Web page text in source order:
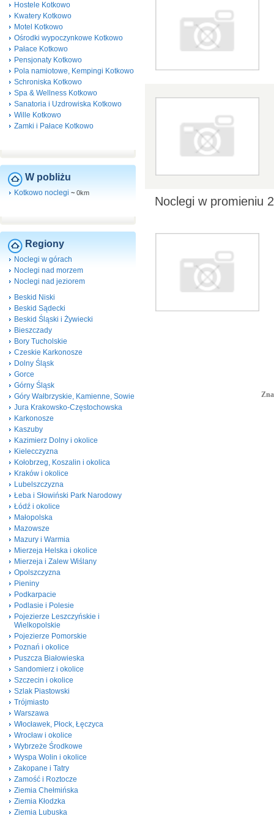
Hostele Kotkowo
Kwatery Kotkowo
Motel Kotkowo
Ośrodki wypoczynkowe Kotkowo
Pałace Kotkowo
Pensjonaty Kotkowo
Pola namiotowe, Kempingi Kotkowo
Schroniska Kotkowo
Spa & Wellness Kotkowo
Sanatoria i Uzdrowiska Kotkowo
Wille Kotkowo
Zamki i Pałace Kotkowo
W pobliżu
Kotkowo noclegi ~ 0km
Regiony
Noclegi w górach
Noclegi nad morzem
Noclegi nad jeziorem
Beskid Niski
Beskid Sądecki
Beskid Śląski i Żywiecki
Bieszczady
Bory Tucholskie
Czeskie Karkonosze
Dolny Śląsk
Gorce
Górny Śląsk
Góry Wałbrzyskie, Kamienne, Sowie
Jura Krakowsko-Częstochowska
Karkonosze
Kaszuby
Kazimierz Dolny i okolice
Kielecczyzna
Kołobrzeg, Koszalin i okolica
Kraków i okolice
Lubelszczyzna
Łeba i Słowiński Park Narodowy
Łódź i okolice
Małopolska
Mazowsze
Mazury i Warmia
Mierzeja Helska i okolice
Mierzeja i Zalew Wiślany
Opolszczyzna
Pieniny
Podkarpacie
Podlasie i Polesie
Pojezierze Leszczyńskie i
Wielkopolskie
Pojezierze Pomorskie
Poznań i okolice
Puszcza Białowieska
Sandomierz i okolice
Szczecin i okolice
Szlak Piastowski
Trójmiasto
Warszawa
Włocławek, Płock, Łęczyca
Wrocław i okolice
Wybrzeże Środkowe
Wyspa Wolin i okolice
Zakopane i Tatry
Zamość i Roztocze
Ziemia Chełmińska
Ziemia Kłodzka
Ziemia Lubuska
Noclegi w promieniu